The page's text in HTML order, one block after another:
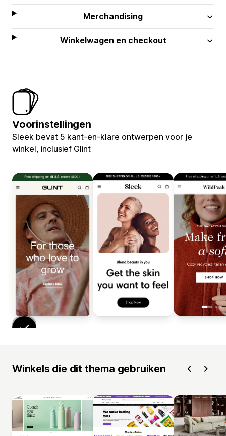
Merchandising
Winkelwagen en checkout
Voorinstellingen
Sleek bevat 5 kant-en-klare ontwerpen voor je
winkel, inclusief Glint
Winkels die dit thema gebruiken